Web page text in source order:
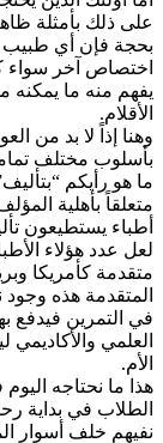
على ذلك بأمثلة
بحجة فإن أي طبيب
اختصاص آخر سواء
يفهم منه ما
الأقلام.
وهنا إذاً لا بد من
بأسلوب مختلف
ما هو رأيكم
متعلقاً بأهلية
أطباء يستطيعون
لعل عدد هؤلاء
متقدمة كأمريكا
المتقدمة هذه
في التمرين فيدفع
العلمي والأكاديمي
الأم.
هذا ما نحتاجه
الطلاب في بداية
نفيهم خلف أسوار